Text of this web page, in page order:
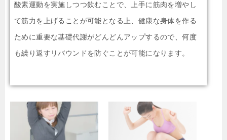
酸素運動を実施しつつ飲むことで、上手に筋肉を増やし
て筋力を上げることが可能となる上、健康な身体を作る
ために重要な基礎代謝がどんどんアップするので、何度
も繰り返すリバウンドを防ぐことが可能になります。